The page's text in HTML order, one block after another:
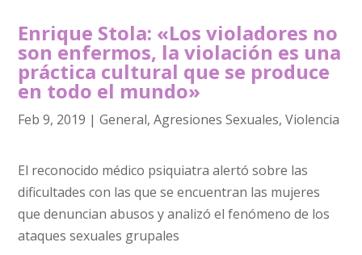
Enrique Stola: «Los violadores no
son enfermos, la violación es una
práctica cultural que se produce
en todo el mundo»
Feb 9, 2019 |General,Agresiones Sexuales,Violencia
El reconocido médico psiquiatra alertó sobre las
dificultades con las que se encuentran las mujeres
que denuncian abusos y analizó el fenómeno de los
ataques sexuales grupales